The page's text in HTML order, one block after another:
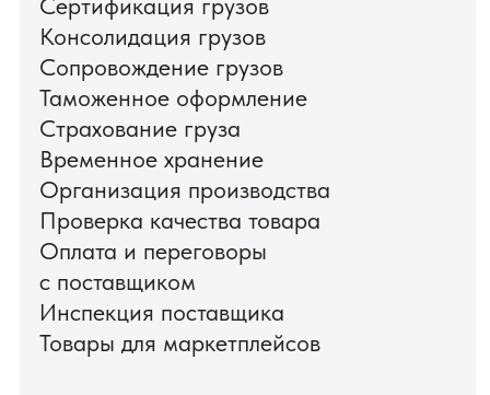
КЕЙС ПАО «РОСТЕЛЕКОМ»
ПАО «Ростелеком» доверяет нам полный
цикл международных поставок — от
поиска и проверки поставщиков до
доставки оборудования.
Мы обеспечили полный цикл работ:
проверку продукции, логистику,
таможенное оформление и контроль
сроков. В результате все товары были
доставлены точно в срок и без
дополнительных рисков.
PRO TORG — проверенный партнёр по
международной логистике для ведущих
федеральных компаний.
Оставить заявку